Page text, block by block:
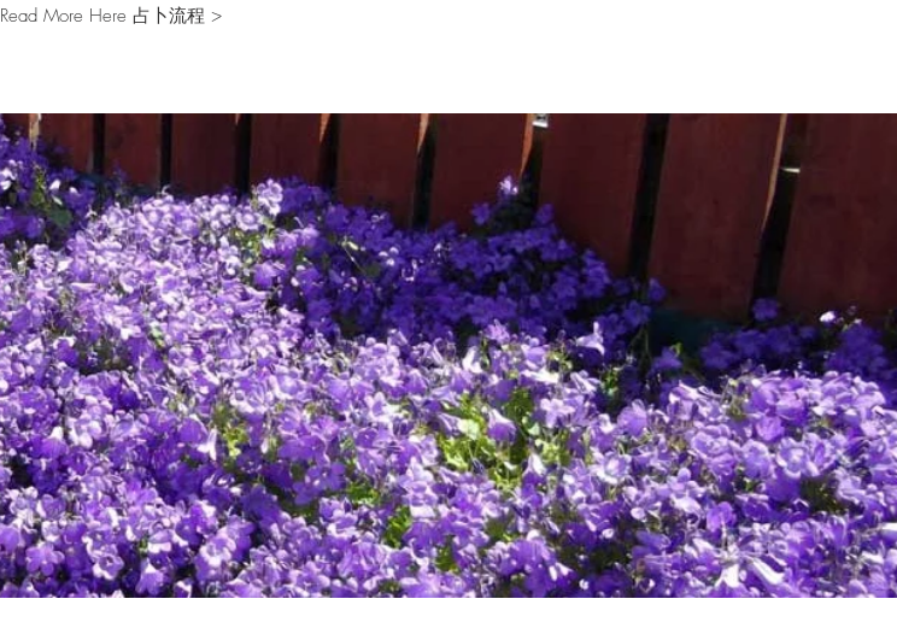
Read More Here 占卜流程 >